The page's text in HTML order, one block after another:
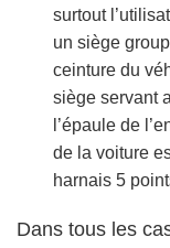
surtout
un siège
ceinture du
siège servant
l’épaule de
de la voiture
harnais 5
Dans tous les